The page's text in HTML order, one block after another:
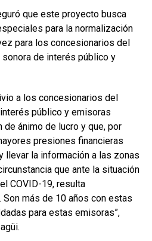
que este proyecto busca
para la normalización
para los concesionarios del
de interés público y
a los concesionarios del
público y emisoras
de ánimo de lucro y que, por
presiones financieras
llevar la información a las zonas
que ante la situación
COVID-19, resulta
más de 10 años con estas
para estas emisoras”,